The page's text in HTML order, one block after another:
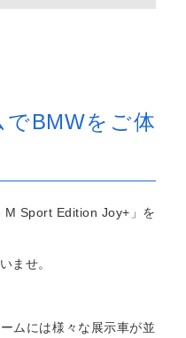
BMWをご体
M Sport Edition Joy+」を
ませ。
ムには様々な展示車が並